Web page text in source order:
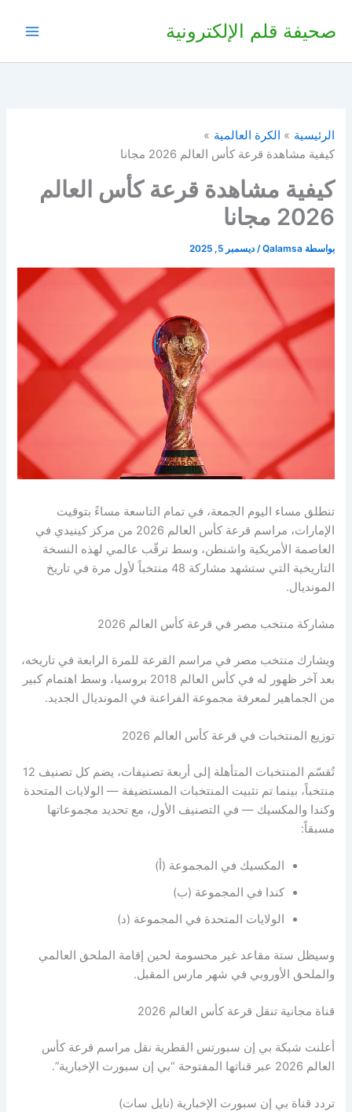
صحيفة قلم الإلكترونية
الرئيسية
الكرة العالمية
كيفية مشاهدة قرعة كأس العالم 2026 مجانا
كيفية مشاهدة قرعة كأس العالم
2026 مجانا
بواسطة Qalamsa
/ديسمبر 5, 2025
تنطلق مساء اليوم الجمعة، في تمام التاسعة مساءً بتوقيت
الإمارات، مراسم قرعة كأس العالم 2026 من مركز كينيدي في
العاصمة الأمريكية واشنطن، وسط ترقّب عالمي لهذه النسخة
التاريخية التي ستشهد مشاركة 48 منتخباً لأول مرة في تاريخ
المونديال.
مشاركة منتخب مصر في قرعة كأس العالم 2026
ويشارك منتخب مصر في مراسم القرعة للمرة الرابعة في تاريخه،
بعد آخر ظهور له في كأس العالم 2018 بروسيا، وسط اهتمام كبير
من الجماهير لمعرفة مجموعة الفراعنة في المونديال الجديد.
توزيع المنتخبات في قرعة كأس العالم 2026
تُقسّم المنتخبات المتأهلة إلى أربعة تصنيفات، يضم كل تصنيف 12
منتخباً، بينما تم تثبيت المنتخبات المستضيفة — الولايات المتحدة
وكندا والمكسيك — في التصنيف الأول، مع تحديد مجموعاتها
مسبقاً:
المكسيك في المجموعة (أ)
كندا في المجموعة (ب)
الولايات المتحدة في المجموعة (د)
وسيظل ستة مقاعد غير محسومة لحين إقامة الملحق العالمي
والملحق الأوروبي في شهر مارس المقبل.
قناة مجانية تنقل قرعة كأس العالم 2026
أعلنت شبكة بي إن سبورتس القطرية نقل مراسم قرعة كأس
العالم 2026 عبر قناتها المفتوحة “بي إن سبورت الإخبارية”.
تردد قناة بي إن سبورت الإخبارية (نايل سات)